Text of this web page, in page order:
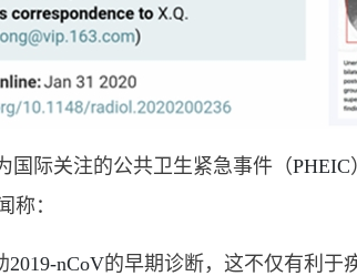
国际关注的公共卫生紧急事件（PHEIC
称：
2019-nCoV的早期诊断，这不仅有利于